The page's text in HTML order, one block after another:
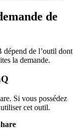
de
dépend de l’outil dont
la demande.
Si vous possédez
cet outil.